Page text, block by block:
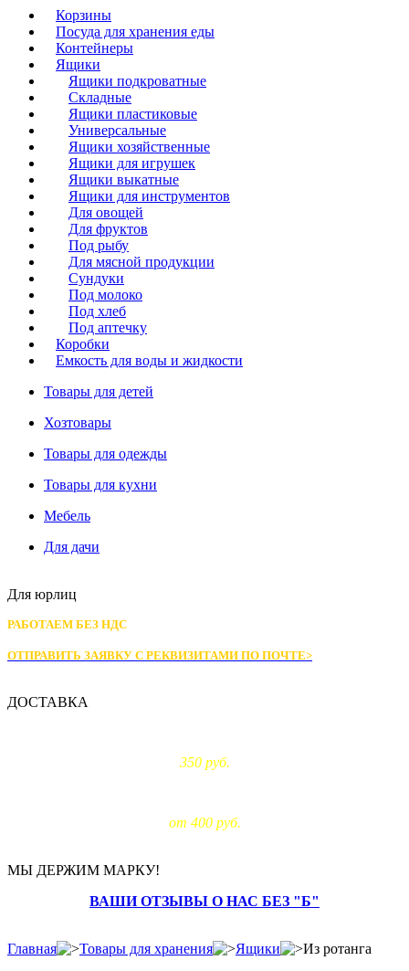
Корзины
Посуда для хранения еды
Контейнеры
Ящики
Ящики подкроватные
Cкладные
Ящики пластиковые
Универсальные
Ящики хозяйственные
Ящики для игрушек
Ящики выкатные
Ящики для инструментов
Для овощей
Для фруктов
Под рыбу
Для мясной продукции
Сундуки
Под молоко
Под хлеб
Под аптечку
Коробки
Емкость для воды и жидкости
Товары для детей
Хозтовары
Товары для одежды
Товары для кухни
Мебель
Для дачи
Для юрлиц
РАБОТАЕМ БЕЗ НДС
ОТПРАВИТЬ ЗАЯВКУ С РЕКВИЗИТАМИ ПО ПОЧТЕ>
ДОСТАВКА
350 руб.
от 400 руб.
МЫ ДЕРЖИМ МАРКУ!
ВАШИ ОТЗЫВЫ О НАС БЕЗ "Б"
Главная Товары для хранения Ящики Из ротанга